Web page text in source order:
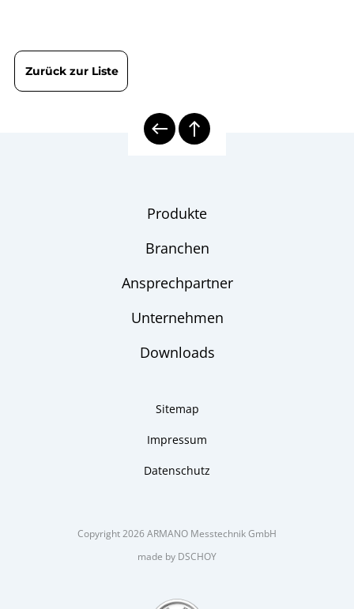
8000E | Elektrische
Temperaturmesstechnik
Zurück zur Liste
Produkte
Branchen
Ansprechpartner
Unternehmen
Downloads
Sitemap
Impressum
Datenschutz
Copyright 2026 ARMANO Messtechnik GmbH
made by DSCHOY